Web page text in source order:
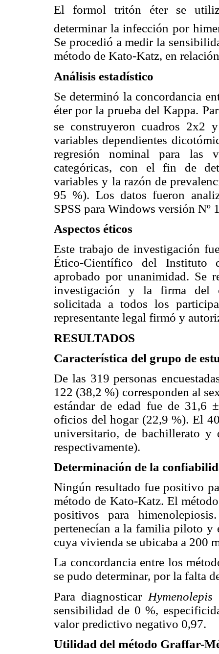
El formol tritón éter se
determinar la infección por
Se procedió a medir la
método de Kato-Katz, en
Análisis estadístico
Se determinó la concordancia
éter por la prueba del Kappa.
se construyeron cuadros
variables dependientes
regresión nominal para las
categóricas, con el fin de
variables y la razón de
95 %). Los datos fueron
SPSS para Windows versión Nº
Aspectos éticos
Este trabajo de investigación
Ético-Científico del Instituto
aprobado por unanimidad. Se
investigación y la firma del
solicitada a todos los
representante legal firmó y
RESULTADOS
Característica del grupo de
De las 319 personas
122 (38,2 %) corresponden al
estándar de edad fue de 31,6
oficios del hogar (22,9 %). El
universitario, de bachillerato
respectivamente).
Determinación de la
Ningún resultado fue positivo
método de Kato-Katz. El
positivos para
pertenecían a la familia piloto
cuya vivienda se ubicaba a 200
La concordancia entre los
se pudo determinar, por la falta
Para diagnosticar Hymenolepis
sensibilidad de 0 %,
valor predictivo negativo 0,97.
Utilidad del método Graffar-